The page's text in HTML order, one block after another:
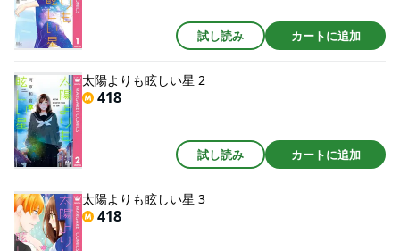
試し読み カートに追加
太陽よりも眩しい星 2
418
試し読み カートに追加
太陽よりも眩しい星 3
418